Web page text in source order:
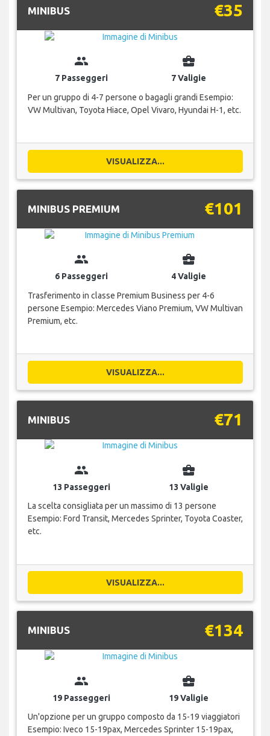
MINIBUS €35
group
7 Passeggeri
business_center
7 Valigie
Per un gruppo di 4-7 persone o bagagli grandi Esempio:
VW Multivan, Toyota Hiace, Opel Vivaro, Hyundai H-1, etc.
VISUALIZZA...
MINIBUS PREMIUM €101
group
6 Passeggeri
business_center
4 Valigie
Trasferimento in classe Premium Business per 4-6
persone Esempio: Mercedes Viano Premium, VW Multivan
Premium, etc.
VISUALIZZA...
MINIBUS €71
group
13 Passeggeri
business_center
13 Valigie
La scelta consigliata per un massimo di 13 persone
Esempio: Ford Transit, Mercedes Sprinter, Toyota Coaster,
etc.
VISUALIZZA...
MINIBUS €134
group
19 Passeggeri
business_center
19 Valigie
Un'opzione per un gruppo composto da 15-19 viaggiatori
Esempio: Iveco 15-19pax, Mercedes Sprinter 15-19pax,